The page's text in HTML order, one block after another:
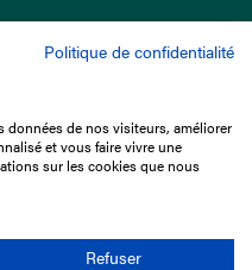
Politique de confidentialité
données de nos visiteurs, améliorer
et vous faire vivre une
sur les cookies que nous
Refuser